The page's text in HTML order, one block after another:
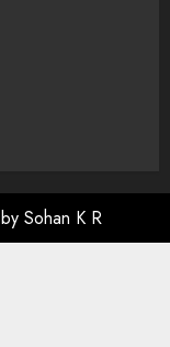
by Sohan K R